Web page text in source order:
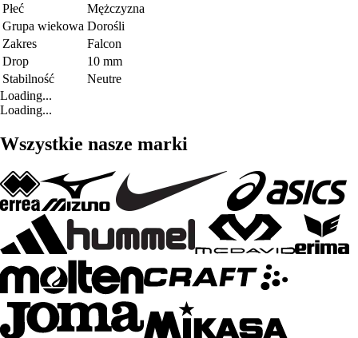
Płeć
Mężczyzna
Grupa wiekowa Dorośli
Zakres
Falcon
Drop
10 mm
Stabilność
Neutre
Loading...
Loading...
Wszystkie nasze marki